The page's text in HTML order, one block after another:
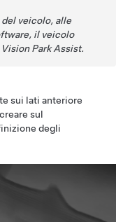
del veicolo, alle
il veicolo
Park Assist.
sui lati anteriore
sul
degli